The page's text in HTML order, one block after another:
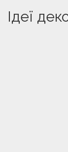
Ідеї